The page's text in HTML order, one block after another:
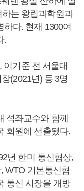
는 왕립과학원과
다. 현재 1300여
.
이기준 전 서울대
(2021년) 등 3명
석좌교수와 함께
회원에 선출됐다.
년 한미 통신협상,
WTO 기본통신협
통신 시장을 개방